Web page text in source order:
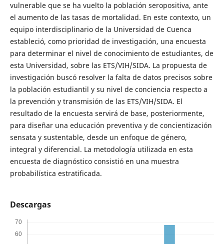
vulnerable que se ha vuelto la población seropositiva, ante
el aumento de las tasas de mortalidad. En este contexto, un
equipo interdisciplinario de la Universidad de Cuenca
estableció, como prioridad de investigación, una encuesta
para determinar el nivel de conocimiento de estudiantes, de
esta Universidad, sobre las ETS/VIH/SIDA. La propuesta de
investigación buscó resolver la falta de datos precisos sobre
la población estudiantil y su nivel de conciencia respecto a
la prevención y transmisión de las ETS/VIH/SIDA. El
resultado de la encuesta servirá de base, posteriormente,
para diseñar una educación preventiva y de concientización
sensata y sustentable, desde un enfoque de género,
integral y diferencial. La metodología utilizada en esta
encuesta de diagnóstico consistió en una muestra
probabilística estratificada.
Descargas